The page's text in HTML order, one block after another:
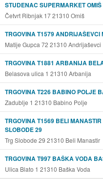
STUDENAC SUPERMARKET OMIŠ
Četvrt Ribnjak 17 21310 Omiš
TRGOVINA T1579 ANDRIJAŠEVCI
Matije Gupca 72 21310 Andrijaševci
TRGOVINA T1881 ARBANIJA
Belasova ulica 1 21310 Arbanija
TRGOVINA T226 BABINO POLJE
Zadublje 1 21310 Babino Polje
TRGOVINA T1569 BELI
SLOBODE 29
Trg Slobode 29 21310 Beli Manastir
TRGOVINA T997 BAŠKA VODA
Ulica Blato 1 21310 Baška Voda